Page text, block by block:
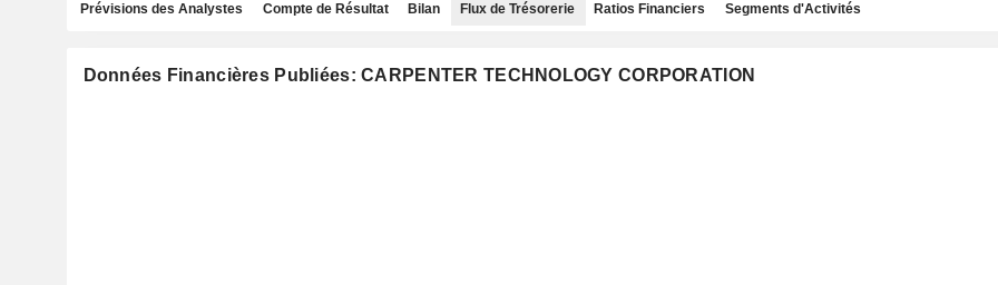
Prévisions des Analystes Compte de Résultat Bilan Flux de Trésorerie Ratios Financiers Segments d'Activités
Données Financières Publiées: CARPENTER TECHNOLOGY CORPORATION